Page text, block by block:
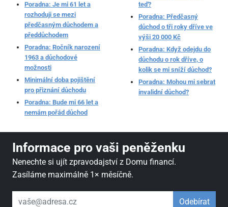
Poradna: Je mi 61 let a
rozhoduji se mezi
předčasným důchodem a
předdůchodem
Poradna: Ročník narození
1963 a důchodové
možnosti
Minimální doba pojištění
pro přiznání důchodu
Poradna: Bude mi 66 let a
nemám pořád důchod
teď?
Poradna: Předčasný
důchod o tři roky dříve ve
výši 20 000 Kč
Poradna: Když odejdu do
důchodu o rok dříve, o
kolik se mi sníží důchod?
Poradna: Mohou mi sebrat
invalidní důchod?
Informace pro vaši peněženku
Nenechte si ujít zpravodajství z Domu financí.
Zasíláme maximálně 1× měsíčně.
váš email Odebírat